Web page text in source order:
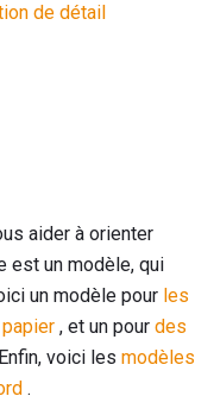
de détail
aider à orienter
est un modèle, qui
un modèle pour les
, et un pour des
voici les modèles
.